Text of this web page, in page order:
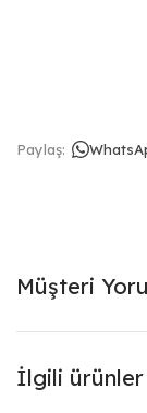
Paylaş:
Müşteri
İlgili ürünler